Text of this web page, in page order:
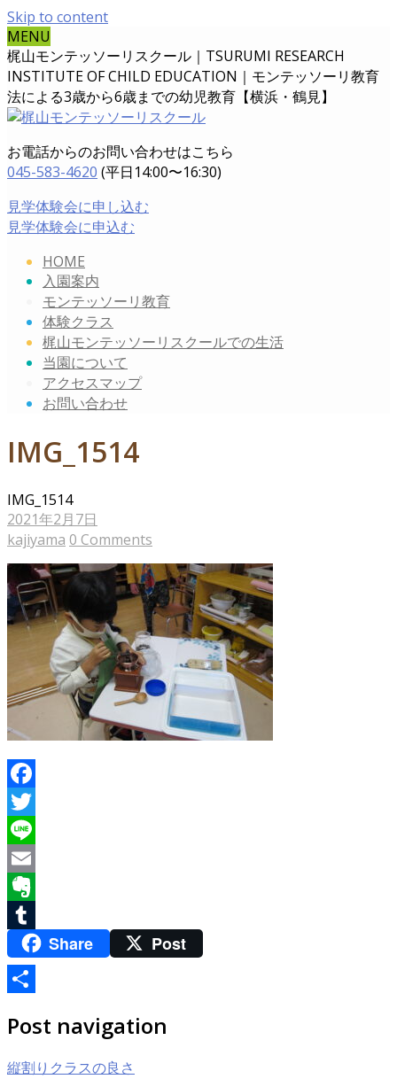
Skip to content
MENU
梶山モンテッソーリスクール｜TSURUMI RESEARCH
INSTITUTE OF CHILD EDUCATION｜ モンテッソーリ教育
法による3歳から6歳までの幼児教育【横浜・鶴見】
お電話からのお問い合わせはこちら
045-583-4620 (平日14:00〜16:30)
見学体験会に申し込む
見学体験会に申込む
HOME
入園案内
モンテッソーリ教育
体験クラス
梶山モンテッソーリスクールでの生活
当園について
アクセスマップ
お問い合わせ
IMG_1514
IMG_1514
2021年2月7日
kajiyama 0 Comments
Facebook
Twitter
Line
Email
Evernote
TumblrShare Post
有
Post navigation
縦割りクラスの良さ